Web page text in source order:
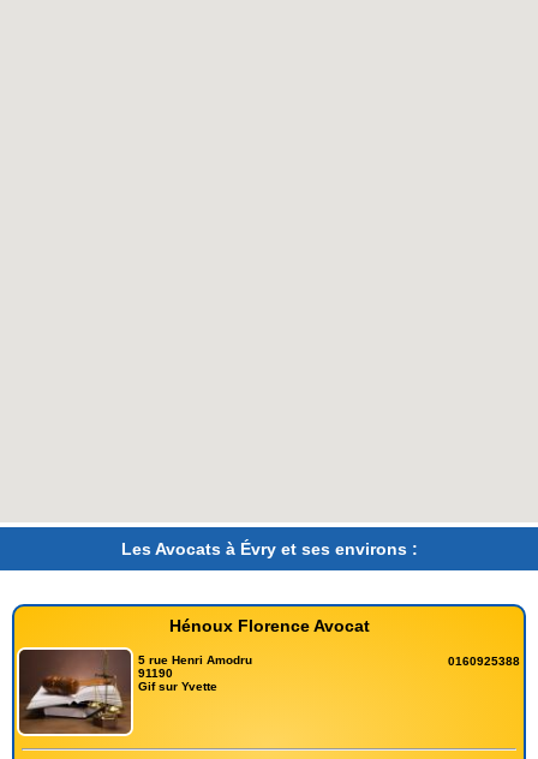
Les Avocats à Évry et ses environs :
Hénoux Florence Avocat
5 rue Henri Amodru
91190
Gif sur Yvette
0160925388